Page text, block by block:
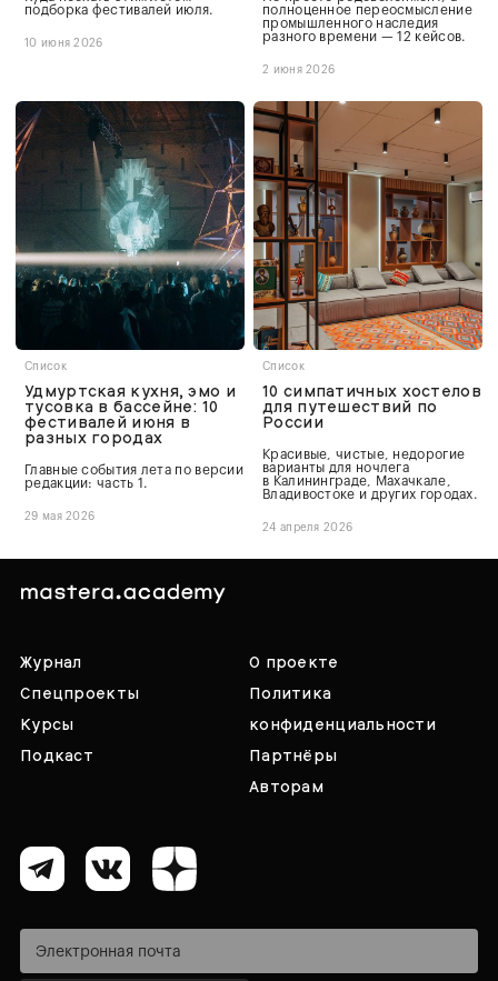
подборка фестивалей июля.
10 июня 2026
полноценное переосмысление
промышленного наследия
разного времени — 12 кейсов.
2 июня 2026
Список
Удмуртская кухня, эмо и
тусовка в бассейне: 10
фестивалей июня в
разных городах
Главные события лета по версии
редакции: часть 1.
29 мая 2026
Список
10 симпатичных хостелов
для путешествий по
России
Красивые, чистые, недорогие
варианты для ночлега
в Калининграде, Махачкале,
Владивостоке и других городах.
24 апреля 2026
Журнал
Спецпроекты
Курсы
Подкаст
О проекте
Политика
конфиденциальности
Партнёры
Авторам